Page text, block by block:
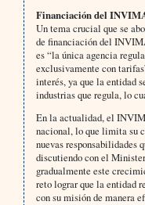
Financiación del
Un tema crucial que se
de financiación del
es “la única agencia
exclusivamente con
interés, ya que la entidad
industrias que regula, lo
En la actualidad, el
nacional, lo que limita su
nuevas responsabilidades
discutiendo con el
gradualmente este
reto lograr que la entidad
con su misión de manera